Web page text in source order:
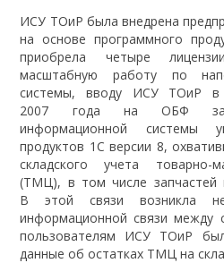
ИСУ ТОиР была внедрена
на основе программного
приобрела четыре
масштабную работу по
системы, вводу ИСУ ТОиР в
2007 года на ОБФ
информационной системы
продуктов 1С версии 8,
складского учета товарно-
(ТМЦ), в том числе запчастей
В этой связи возникла
информационной связи между
пользователям ИСУ ТОиР
данные об остатках ТМЦ на